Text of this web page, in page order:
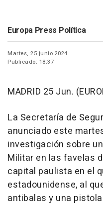
Europa Press Política
Martes, 25 junio 2024
Publicado: 18:37
MADRID 25 Jun.
La Secretaría de
anunciado este
investigación sobre
Militar en las favelas
capital paulista en el
estadounidense, al
antibalas y una